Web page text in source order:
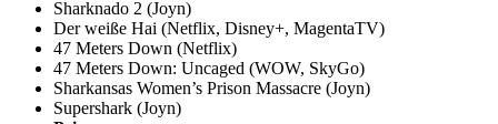
Sharknado 2 (Joyn)
Der weiße Hai (Netflix, Disney+, MagentaTV)
47 Meters Down (Netflix)
47 Meters Down: Uncaged (WOW, SkyGo)
Sharkansas Women’s Prison Massacre (Joyn)
Supershark (Joyn)